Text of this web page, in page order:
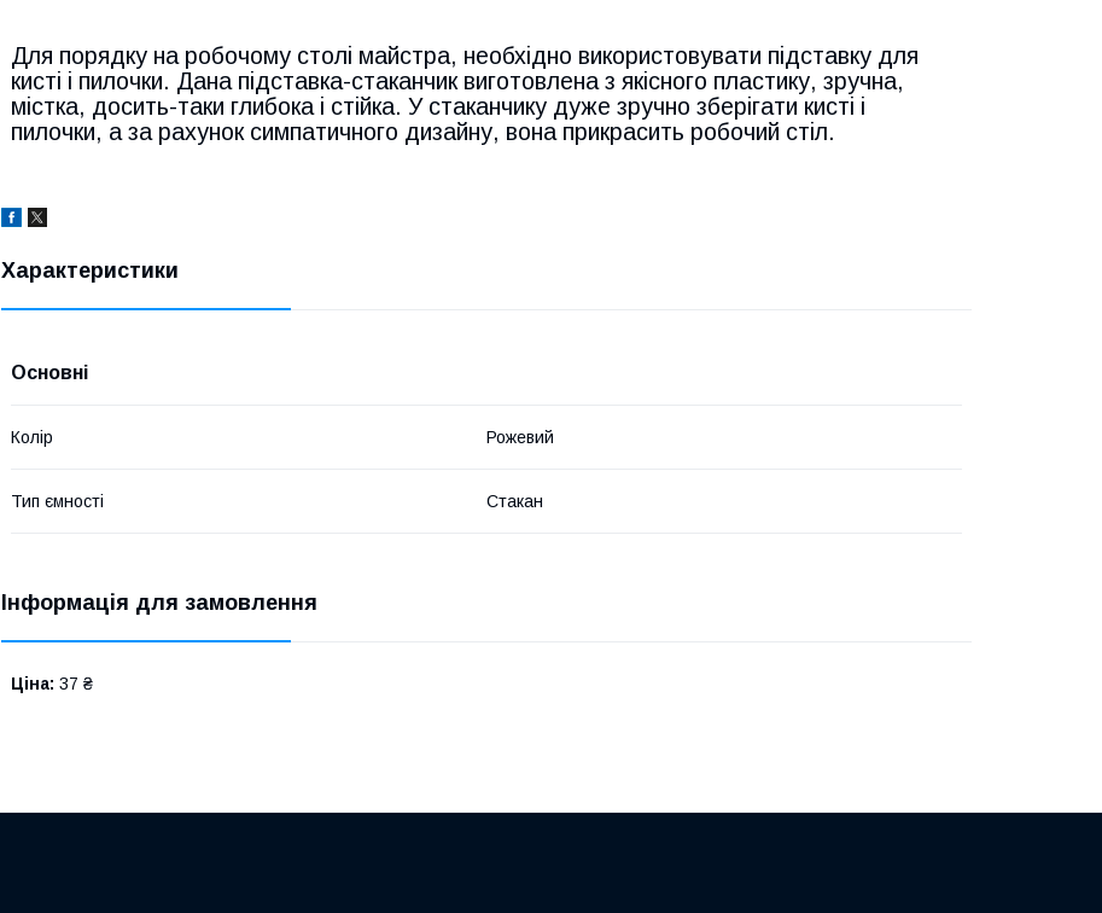
Для порядку на робочому столі майстра, необхідно використовувати підставку для
кисті і пилочки. Дана підставка-стаканчик виготовлена з якісного пластику, зручна,
містка, досить-таки глибока і стійка. У стаканчику дуже зручно зберігати кисті і
пилочки, а за рахунок симпатичного дизайну, вона прикрасить робочий стіл.
Характеристики
Основні
Колір Рожевий
Тип ємності Стакан
Інформація для замовлення
Ціна: 37 ₴